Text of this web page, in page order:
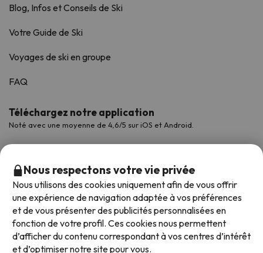
Blog, Infos et Conseils de Ski
Votre Guide de Ski
Voyages de ski en groupe
FAQ
Téléchargez notre application
Noté avec une moyenne de 4,6/5 sur iOS et Android.
Nous respectons votre vie privée
Nous utilisons des cookies uniquement afin de vous offrir
une expérience de navigation adaptée à vos préférences
et de vous présenter des publicités personnalisées en
fonction de votre profil. Ces cookies nous permettent
d’afficher du contenu correspondant à vos centres d’intérêt
et d’optimiser notre site pour vous.